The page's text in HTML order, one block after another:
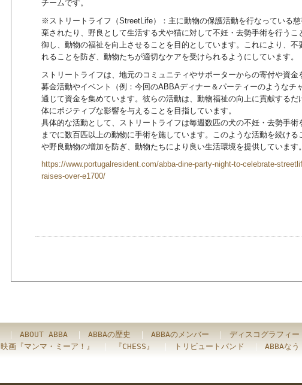
チームです。
※ストリートライフ（StreetLife）：主に動物の保護活動を行なっている
棄されたり、野良として生活する犬や猫に対して不妊・去勢手術を行うこ
御し、動物の福祉を向上させることを目的としています。これにより、不
れることを防ぎ、動物たちが適切なケアを受けられるようにしています。
ストリートライフは、地元のコミュニティやサポーターからの寄付や資金
募金活動やイベント（例：今回のABBAディナー＆パーティーのようなチ
通じて資金を集めています。彼らの活動は、動物福祉の向上に貢献するだ
体にポジティブな影響を与えることを目指しています。
具体的な活動として、ストリートライフは毎週数匹の犬の不妊・去勢手術
までに数百匹以上の動物に手術を施しています。このような活動を続ける
や野良動物の増加を防ぎ、動物たちにより良い生活環境を提供しています。
https://www.portugalresident.com/abba-dine-party-night-to-celebrate-
raises-over-e1700/
ABOUT ABBA ABBAの歴史 ABBAのメンバー
ディスコグラフィー
映画『マンマ・ミーア！』 『CHESS』 トリビュートバンド ABBAなう